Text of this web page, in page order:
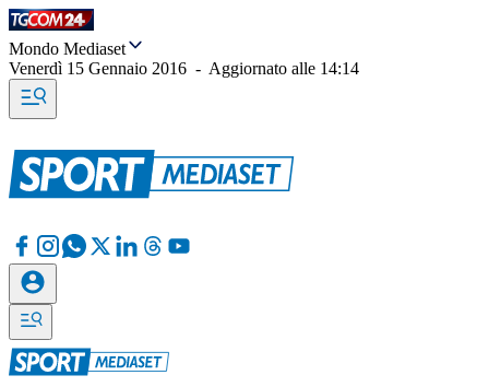
Mondo Mediaset
Venerdì 15 Gennaio 2016 - Aggiornato alle 14:14